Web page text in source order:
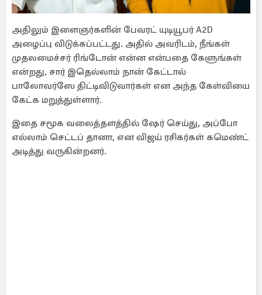
அதிலும் இளைஞர்களின் பேவரட் யுடியூபர் A2D
அழைப்பு விடுக்கப்பட்டது. அதில் அவரிடம், நீங்கள்
முதலமைச்சர் ரிங்டோன் என்ன என்பதை கேளுங்கள்
என்றது, சார் இதெல்லாம் நான் கேட்டால்
பாலோவர்ஸே திட்டிவிடுவார்கள் என அந்த கேள்வியை
கேட்க மறுத்துள்ளார்.
இதை சமூக வலைத்தளத்தில் ஷேர் செய்து, அப்போ
எல்லாம் செட்டப் தானா, என விஜய் ரசிகர்கள் கமெண்ட்
அடித்து வருகின்றனர்.